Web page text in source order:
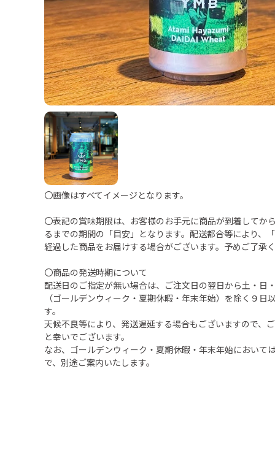
〇画像はすべてイメージとなります。
〇表記の賞味期限は、お客様のお手元に商品が到着してか
るまでの期間の「目安」となります。配送都合等により、
経過した商品をお届けする場合がございます。予めご了承
〇商品の発送時期について
配送日のご指定が無い場合は、ご注文日の翌日から土・日
（ゴールデンウィーク・夏期休暇・年末年始）を除く９日
す。
天候不良等により、発送遅延する場合もございますので、
と幸いでございます。
なお、ゴールデンウィーク・夏期休暇・年末年始において
で、別途ご案内いたします。